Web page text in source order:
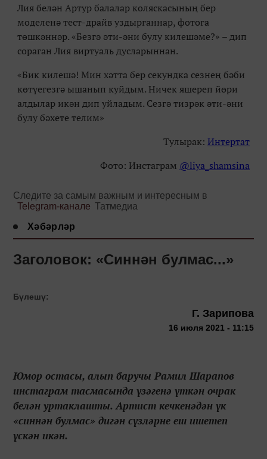
Лия белән Артур балалар коляскасының бер
моделенә тест-драйв уздырганнар, фотога
төшкәннәр. «Безгә әти-әни булу килешәме?» – дип
сораган Лия виртуаль дусларыннан.
«Бик килешә! Мин хәтта бер секундка сезнең бәби
көтүегезгә ышанып куйдым. Ничек яшереп йөри
алдылар икән дип уйладым. Сезгә тизрәк әти-әни
булу бәхете телим»
Тулырак: Интертат
Фото: Инстаграм @liya_shamsina
Следите за самым важным и интересным в
Telegram-канале Татмедиа
Хәбәрләр
Заголовок: «Синнән булмас...»
Бүлешү:
Г. Зарипова
16 июля 2021 - 11:15
Юмор остасы, алып баручы Рамил Шарапов
инстаграм тасмасында үзәгенә үткән очрак
белән уртаклашты. Артист кечкенәдән үк
«синнән булмас» дигән сүзләрне еш ишетеп
үскән икән.